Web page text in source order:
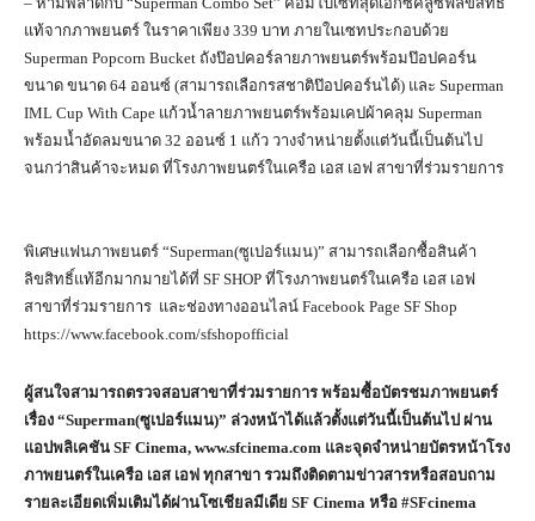
แท้จากภาพยนตร์ ในราคาเพียง 339 บาท ภายในเซทประกอบด้วย
Superman Popcorn Bucket ถังป๊อปคอร์ลายภาพยนตร์พร้อมป๊อปคอร์น
ขนาด ขนาด 64 ออนซ์ (สามารถเลือกรสชาติป๊อปคอร์นได้) และ Superman
IML Cup With Cape แก้วน้ำลายภาพยนตร์พร้อมเคปผ้าคลุม Superman
พร้อมน้ำอัดลมขนาด 32 ออนซ์ 1 แก้ว วางจำหน่ายตั้งแต่วันนี้เป็นต้นไป
จนกว่าสินค้าจะหมด ที่โรงภาพยนตร์ในเครือ เอส เอฟ สาขาที่ร่วมรายการ
พิเศษแฟนภาพยนตร์ “Superman(ซูเปอร์แมน)” สามารถเลือกซื้อสินค้า
ลิขสิทธิ์แท้อีกมากมายได้ที่ SF SHOP ที่โรงภาพยนตร์ในเครือ เอส เอฟ
สาขาที่ร่วมรายการ และช่องทางออนไลน์ Facebook Page SF Shop
https://www.facebook.com/sfshopofficial
ผู้สนใจสามารถตรวจสอบสาขาที่ร่วมรายการ พร้อมซื้อบัตรชมภาพยนตร์
เรื่อง “Superman(ซูเปอร์แมน)” ล่วงหน้าได้แล้วตั้งแต่วันนี้เป็นต้นไป ผ่าน
แอปพลิเคชัน SF Cinema, www.sfcinema.com และจุดจำหน่ายบัตรหน้าโรง
ภาพยนตร์ในเครือ เอส เอฟ ทุกสาขา รวมถึงติดตามข่าวสารหรือสอบถาม
รายละเอียดเพิ่มเติมได้ผ่านโซเชียลมีเดีย SF Cinema หรือ #SFcinema